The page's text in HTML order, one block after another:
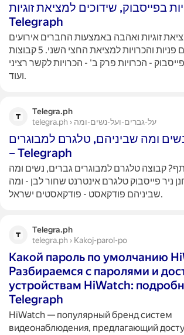
בפייסבוק, שידוכים למציאת זוגיות –
Telegraph
זוגיות ואהבה באמצעות החברים אירועים
מפגשי פנויים פניות והכרויות למציאת החצי השני. 5 קבוצות
- הכרויות פרק ב' - הכרויות לקשר רציני
ועוד.
Telegra.ph
telegra.ph › על-גברים-ועל-נשים-ומה
ומה שביניהם, טלגרם למבוגרים
– Telegraph
קבוצה טלגרם למבוגרים גברים, נשים ומה
ניר פייסבוק טלגרם אינטרנט שחור לבן - ומה
שביניהם פודקאסט - פודקאסטים ישראל.
Telegra.ph
telegra.ph › Kakoj-parol-po
Какой пароль по умолчанию
Разбираемся с паролями и
устройствам HiWatch:
Telegraph
HiWatch — популярный бренд систем
видеонаблюдения, предлагающий